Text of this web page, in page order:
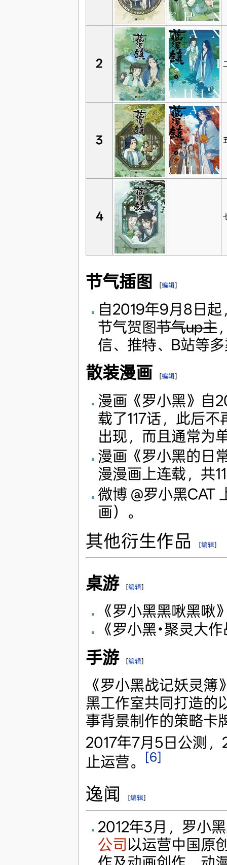
2
3
4
节气插图 [编辑]
自2019年9月8日
节气贺图节气up主
信、推特、B站等
散装漫画 [编辑]
漫画《罗小黑》自
载了117话，此后
出现，而且通常为
漫画《罗小黑的日
漫漫画上连载，共
微博 @罗小黑CAT
画）。
其他衍生作品 [编辑]
桌游 [编辑]
《罗小黑黑啾黑啾
《罗小黑•聚灵大
手游 [编辑]
《罗小黑战记妖灵
黑工作室共同打造的
事背景制作的策略卡
2017年7月5日公测
止运营。
[6]
逸闻 [编辑]
2012年3月，罗小
公司以运营中国原